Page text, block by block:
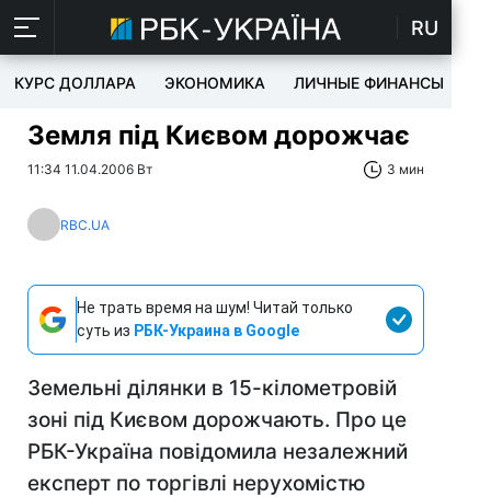
RU
КУРС ДОЛЛАРА ЭКОНОМИКА ЛИЧНЫЕ ФИНАНСЫ
Земля під Києвом дорожчає
11:34 11.04.2006 Вт 3 мин
RBC.UA
Не трать время на шум! Читай только
суть из РБК-Украина в Google
Земельні ділянки в 15-кілометровій
зоні під Києвом дорожчають. Про це
РБК-Україна повідомила незалежний
експерт по торгівлі нерухомістю